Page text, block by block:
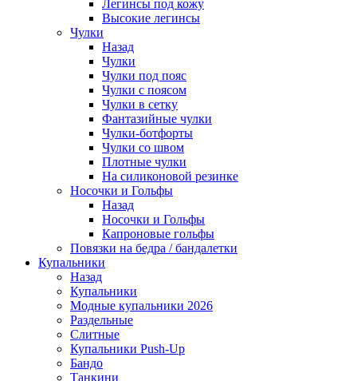
Легинсы под кожу
Высокие легинсы
Чулки
Назад
Чулки
Чулки под пояс
Чулки с поясом
Чулки в сетку
Фантазийные чулки
Чулки-ботфорты
Чулки со швом
Плотные чулки
На силиконовой резинке
Носочки и Гольфы
Назад
Носочки и Гольфы
Капроновые гольфы
Повязки на бедра / бандалетки
Купальники
Назад
Купальники
Модные купальники 2026
Раздельные
Слитные
Купальники Push-Up
Бандо
Танкини